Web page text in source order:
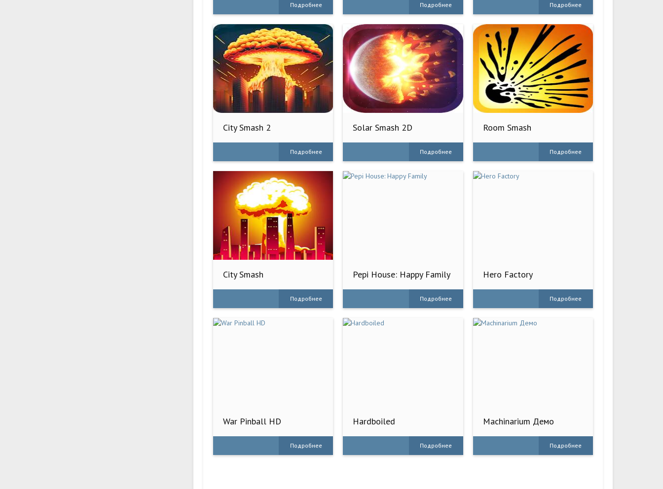
Подробнее Подробнее Подробнее
City Smash 2
Подробнее
Solar Smash 2D
Подробнее
Room Smash
Подробнее
City Smash
Подробнее
Pepi House: Happy Family
Подробнее
Hero Factory
Подробнее
War Pinball HD
Подробнее
Hardboiled
Подробнее
Machinarium Демо
Подробнее